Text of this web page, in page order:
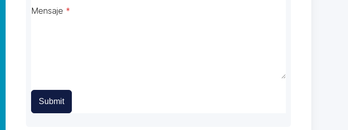
Mensaje *
Submit